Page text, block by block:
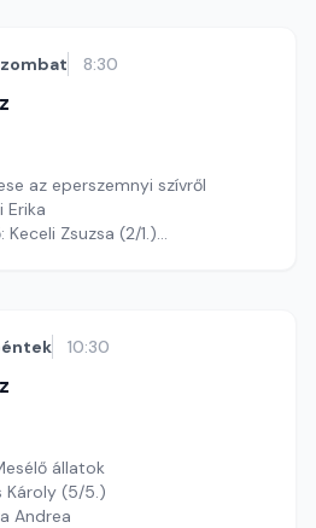
8:30
az eperszemnyi szívről
Erika
Keceli Zsuzsa (2/1.)
10:30
állatok
Károly (5/5.)
Andrea